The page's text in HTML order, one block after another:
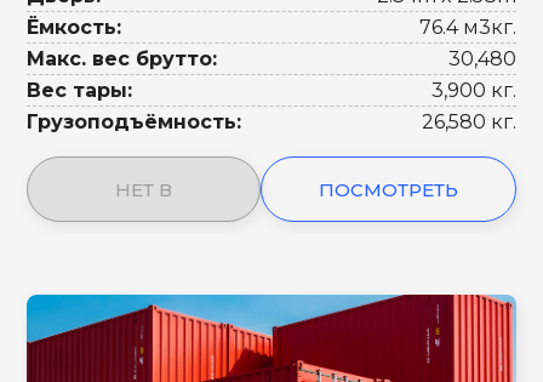
Ёмкость:
76.4 м3кг.
Макс. вес брутто:
30,480
Вес тары:
3,900 кг.
Грузоподъёмность:
26,580 кг.
НЕТ В ПОСМОТРЕТЬ